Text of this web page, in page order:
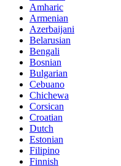
Amharic
Armenian
Azerbaijani
Belarusian
Bengali
Bosnian
Bulgarian
Cebuano
Chichewa
Corsican
Croatian
Dutch
Estonian
Filipino
Finnish